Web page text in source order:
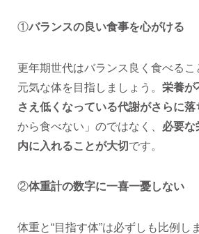
①バランスの良い食事を心がける
更年期世代はバランス良く食べるこ
元気な体を目指しましょう。 栄養が
さえ低くなっている代謝がさらに落
から食べない」のではなく、 必要な
内に入れることが大切 です。
②体重計の数字に一喜一憂しない
体重と“目指す体”は必ずしも比例し